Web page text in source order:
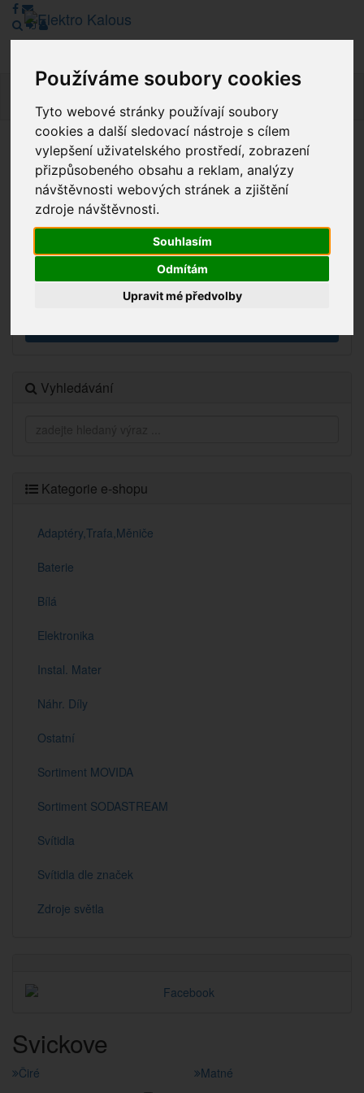
Používáme soubory cookies
Tyto webové stránky používají soubory
cookies a další sledovací nástroje s cílem
vylepšení uživatelského prostředí, zobrazení
přizpůsobeného obsahu a reklam, analýzy
návštěvnosti webových stránek a zjištění
zdroje návštěvnosti.
Souhlasím
Odmítám
Upravit mé předvolby
Vážení zákazníci, v tuto chvíli je Náš internetový obchod v
režimu Katalogu. Objednávky on-line nyní nelze vyřídit.
Děkujeme za pochopení.
Výprodej
Vyhledávání
Kategorie e-shopu
Adaptéry,Trafa,Měniče
Baterie
Bílá
Elektronika
Instal. Mater
Náhr. Díly
Ostatní
Sortiment MOVIDA
Sortiment SODASTREAM
Svítidla
Svítidla dle značek
Zdroje světla
Svickove
Čiré
Matné